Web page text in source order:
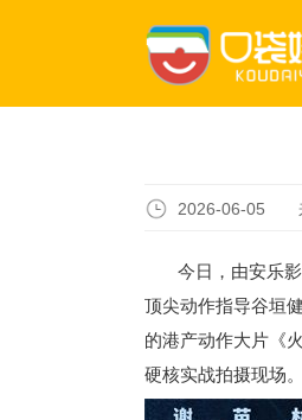
2026-06-05
今日，由安乐
顶尖动作指导谷垣
的港产动作大片《
硬核实战拍摄现场。